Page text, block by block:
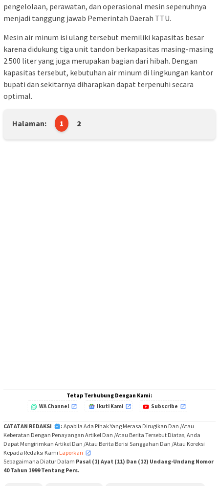
pengelolaan, perawatan, dan operasional mesin sepenuhnya
menjadi tanggung jawab Pemerintah Daerah TTU.
Mesin air minum isi ulang tersebut memiliki kapasitas besar
karena didukung tiga unit tandon berkapasitas masing-masing
2.500 liter yang juga merupakan bagian dari hibah. Dengan
kapasitas tersebut, kebutuhan air minum di lingkungan kantor
bupati dan sekitarnya diharapkan dapat terpenuhi secara
optimal.
Halaman: 1 2
Tetap Terhubung Dengan Kami:
WA Channel Ikuti Kami Subscribe
CATATAN REDAKSI : Apabila Ada Pihak Yang Merasa Dirugikan Dan /Atau
Keberatan Dengan Penayangan Artikel Dan /Atau Berita Tersebut Diatas, Anda
Dapat Mengirimkan Artikel Dan /Atau Berita Berisi Sanggahan Dan /Atau Koreksi
Kepada Redaksi Kami Laporkan
,
Sebagaimana Diatur Dalam Pasal (1) Ayat (11) Dan (12) Undang-Undang Nomor
40 Tahun 1999 Tentang Pers.